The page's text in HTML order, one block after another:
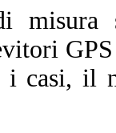
casi, il